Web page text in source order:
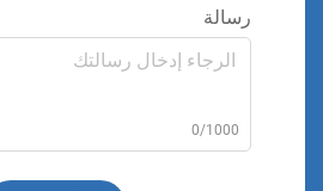
رسالة
0/1000